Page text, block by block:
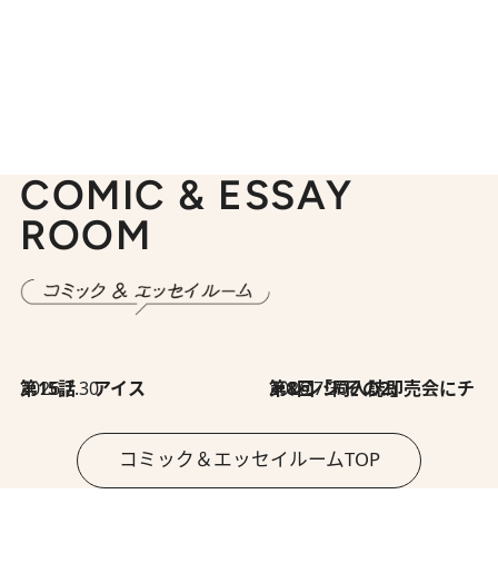
COMIC & ESSAY
ROOM
2026.7.30
第15話 アイス 2026.7.30
第8回「同人誌即売会にチャレンジ その2」
コミック＆エッセイルームTOP